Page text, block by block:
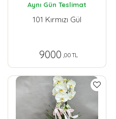
Aynı Gün Teslimat
101 Kırmızı Gül
9000 ,00 TL